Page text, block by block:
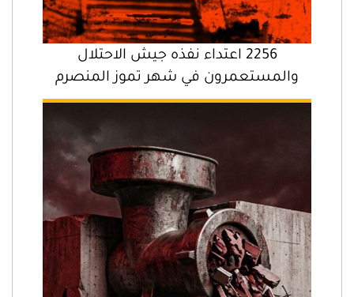
2256 اعتداء نفذه جيش الاحتلال
والمستعمرون في شهر تموز المنصرم